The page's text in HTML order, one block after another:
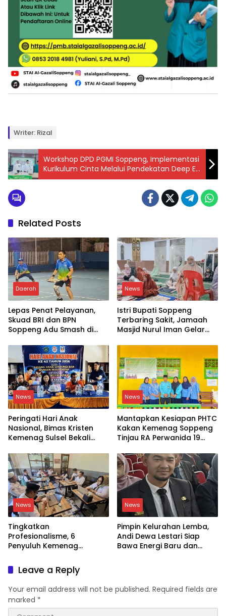
Writer: Rizal
Workshop DPD PGMI Soppeng, Implementasi
Kurikulum Cinta Melalui Pendekatan Deep E-
Learning
Related Posts
Daerah
Lepas Penat Pelayanan,
Skuad BRI dan BPN
Soppeng Adu Smash di
News
Istri Bupati Soppeng
Terbaring Sakit, Jamaah
Masjid Nurul Iman Gelar
News
Peringati Hari Anak
Nasional, Bimas Kristen
Kemenag Sulsel Bekali
News
Mantapkan Kesiapan PHTC
Kakan Kemenag Soppeng
Tinjau RA Perwanida 19
News
Tingkatkan
Profesionalisme, 6
Penyuluh Kemenag
Kenaikan Jabatan
News
Pimpin Kelurahan Lemba,
Andi Dewa Lestari Siap
Bawa Energi Baru dan
Leave a Reply
Your email address will not be published. Required fields are
marked *